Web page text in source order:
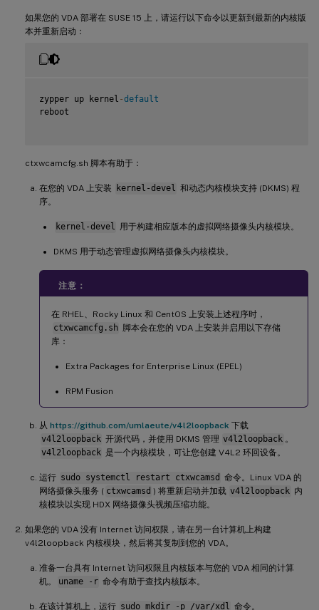
如果您的 VDA 部署在 SUSE 15 上，请运行以下命令以更新到最新的内核版
本并重新启动：
zypper up kernel -default
reboot
ctxwcamcfg.sh 脚本有助于：
在您的 VDA 上安装 kernel-devel 和动态内核模块支持 (DKMS) 程
序。
kernel-devel 用于构建相应版本的虚拟网络摄像头内核模块。
DKMS 用于动态管理虚拟网络摄像头内核模块。
注意：
在 RHEL、Rocky Linux 和 CentOS 上安装上述程序时，
ctxwcamcfg.sh
脚本会在您的 VDA 上安装并启用以下存储
库：
Extra Packages for Enterprise Linux (EPEL)
RPM Fusion
从 https://github.com/umlaeute/v4l2loopback 下载
v4l2loopback 开源代码，并使用 DKMS 管理 v4l2loopback 。
v4l2loopback 是一个内核模块，可让您创建 V4L2 环回设备。
运行 sudo systemctl restart ctxwcamsd 命令。Linux VDA 的
网络摄像头服务 ( ctxwcamsd ) 将重新启动并加载 v4l2loopback 内
核模块以实现 HDX 网络摄像头视频压缩功能。
如果您的 VDA 没有 Internet 访问权限，请在另一台计算机上构建
v4l2loopback 内核模块，然后将其复制到您的 VDA。
准备一台具有 Internet 访问权限且内核版本与您的 VDA 相同的计算
机。
uname -r 命令有助于查找内核版本。
在该计算机上，运行 sudo mkdir -p /var/xdl 命令。